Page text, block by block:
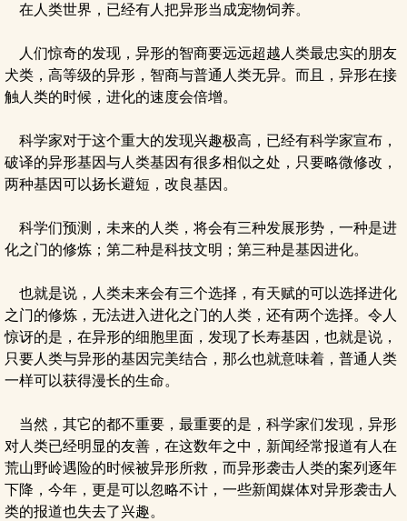
在人类世界，已经有人把异形当成宠物饲养。
人们惊奇的发现，异形的智商要远远超越人类最忠实的朋友
犬类，高等级的异形，智商与普通人类无异。而且，异形在接
触人类的时候，进化的速度会倍增。
科学家对于这个重大的发现兴趣极高，已经有科学家宣布，
破译的异形基因与人类基因有很多相似之处，只要略微修改，
两种基因可以扬长避短，改良基因。
科学们预测，未来的人类，将会有三种发展形势，一种是进
化之门的修炼；第二种是科技文明；第三种是基因进化。
也就是说，人类未来会有三个选择，有天赋的可以选择进化
之门的修炼，无法进入进化之门的人类，还有两个选择。令人
惊讶的是，在异形的细胞里面，发现了长寿基因，也就是说，
只要人类与异形的基因完美结合，那么也就意味着，普通人类
一样可以获得漫长的生命。
当然，其它的都不重要，最重要的是，科学家们发现，异形
对人类已经明显的友善，在这数年之中，新闻经常报道有人在
荒山野岭遇险的时候被异形所救，而异形袭击人类的案列逐年
下降，今年，更是可以忽略不计，一些新闻媒体对异形袭击人
类的报道也失去了兴趣。